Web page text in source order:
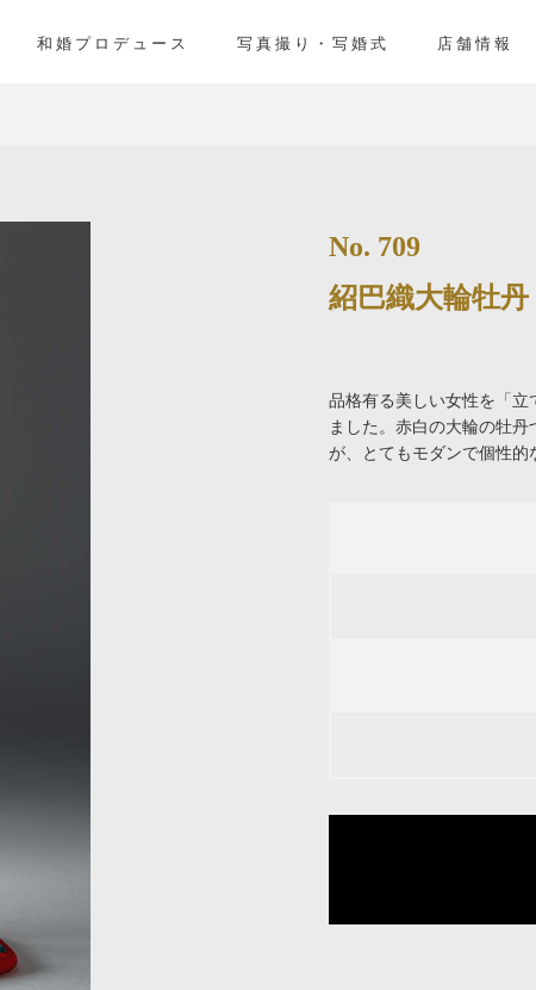
和婚プロデュース 写真撮り・写婚式 店舗情報
No. 709
紹巴織大輪牡丹
品格有る美しい女性を「立
ました。赤白の大輪の牡
が、とてもモダンで個性